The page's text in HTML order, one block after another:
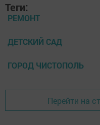
Теги:
РЕМОНТ
ДЕТСКИЙ САД
ГОРОД ЧИСТОПОЛЬ
Перейти на